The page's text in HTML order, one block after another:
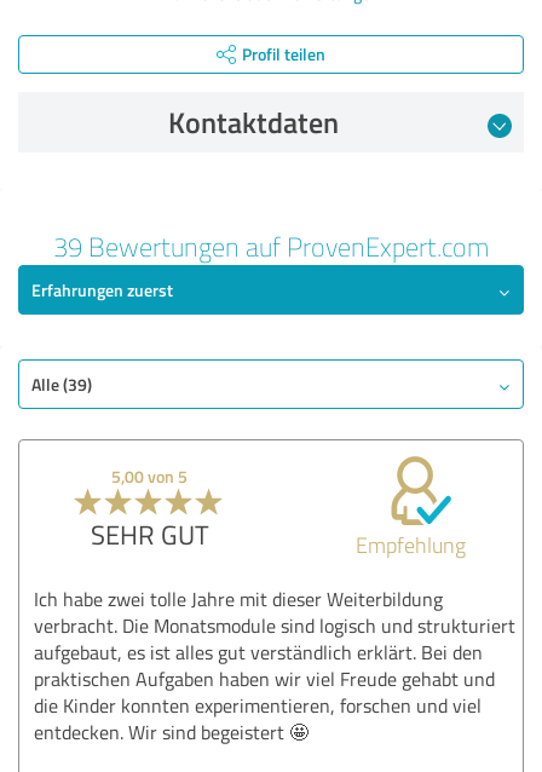
Profil teilen
Kontaktdaten
5,00 von 5
Qualität
Nutzen
Durchführung
39 Bewertungen auf ProvenExpert.com
Erfahrungen zuerst
Alle (39)
5,00 von 5
SEHR GUT Empfehlung
Ich habe zwei tolle Jahre mit dieser Weiterbildung
verbracht. Die Monatsmodule sind logisch und strukturiert
aufgebaut, es ist alles gut verständlich erklärt. Bei den
praktischen Aufgaben haben wir viel Freude gehabt und
die Kinder konnten experimentieren, forschen und viel
entdecken. Wir sind begeistert 🤩